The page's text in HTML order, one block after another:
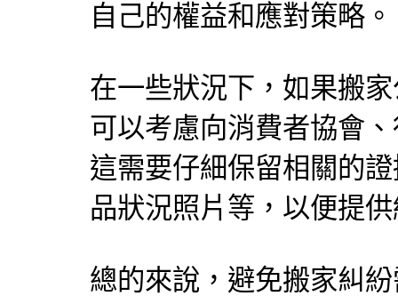
自己的權益和應對策略。
在一些狀況下，如果搬
可以考慮向消費者協會
這需要仔細保留相關的
品狀況照片等，以便提
總的來說，避免搬家糾